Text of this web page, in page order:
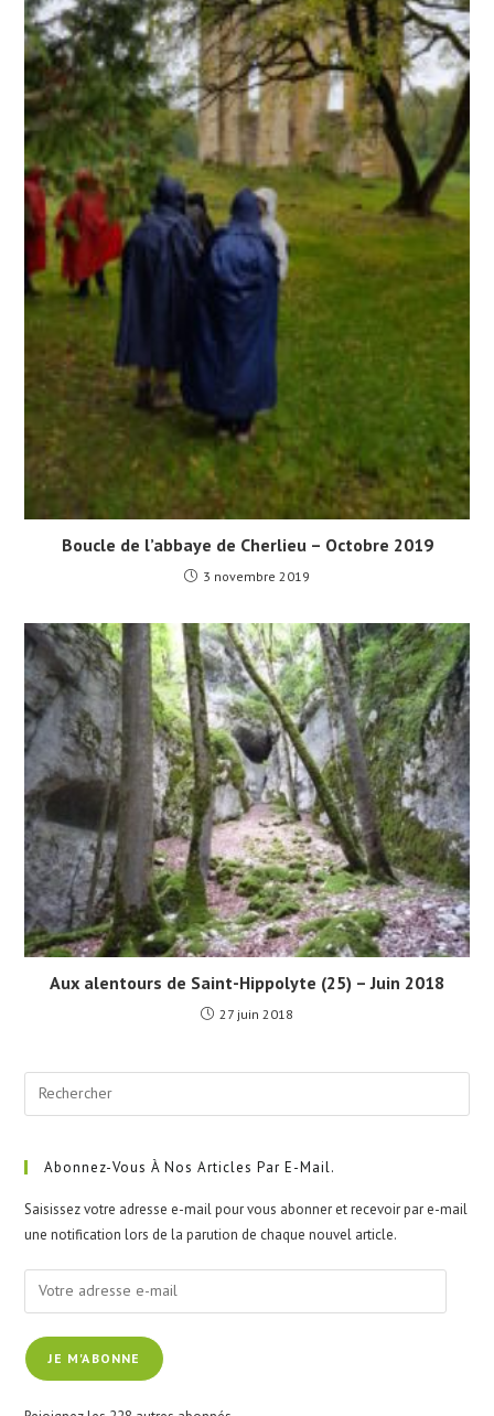
Boucle de l’abbaye de Cherlieu – Octobre 2019
3 novembre 2019
Aux alentours de Saint-Hippolyte (25) – Juin 2018
27 juin 2018
Abonnez-Vous À Nos Articles Par E-Mail.
Saisissez votre adresse e-mail pour vous abonner et recevoir par e-mail
une notification lors de la parution de chaque nouvel article.
Votre
adresse
e-
mailJE M'ABONNE